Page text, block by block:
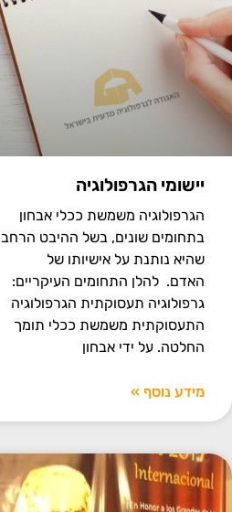
יישומי הגרפולוגיה
הגרפולוגיה משמשת ככלי אבחון
בתחומים שונים, בשל ההיבט הרחב
שהיא נותנת על אישיותו של
האדם. להלן התחומים העיקריים:
גרפולוגיה תעסוקתית הגרפולוגיה
התעסוקתית משמשת ככלי תומך
החלטה. על ידי אבחון
מידע נוסף »